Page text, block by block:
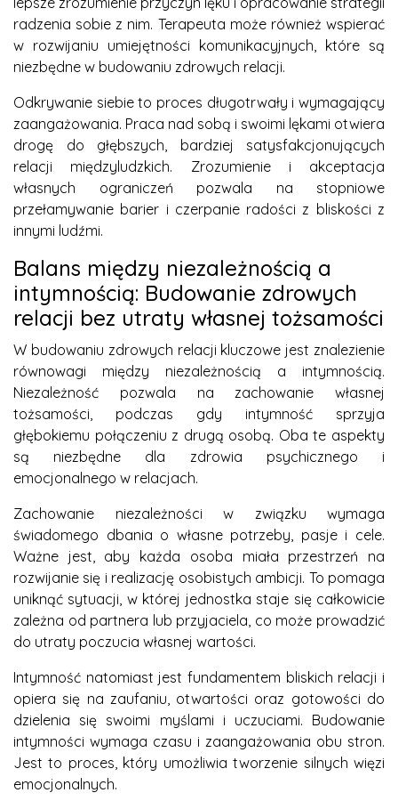
radzenia sobie z nim. Terapeuta może również wspierać
w rozwijaniu umiejętności komunikacyjnych, które są
niezbędne w budowaniu zdrowych relacji.
Odkrywanie siebie to proces długotrwały i wymagający
zaangażowania. Praca nad sobą i swoimi lękami otwiera
drogę do głębszych, bardziej satysfakcjonujących
relacji międzyludzkich. Zrozumienie i akceptacja
własnych ograniczeń pozwala na stopniowe
przełamywanie barier i czerpanie radości z bliskości z
innymi ludźmi.
Balans między niezależnością a
intymnością: Budowanie zdrowych
relacji bez utraty własnej tożsamości
W budowaniu zdrowych relacji kluczowe jest znalezienie
równowagi między niezależnością a intymnością.
Niezależność pozwala na zachowanie własnej
tożsamości, podczas gdy intymność sprzyja
głębokiemu połączeniu z drugą osobą. Oba te aspekty
są niezbędne dla zdrowia psychicznego i
emocjonalnego w relacjach.
Zachowanie niezależności w związku wymaga
świadomego dbania o własne potrzeby, pasje i cele.
Ważne jest, aby każda osoba miała przestrzeń na
rozwijanie się i realizację osobistych ambicji. To pomaga
uniknąć sytuacji, w której jednostka staje się całkowicie
zależna od partnera lub przyjaciela, co może prowadzić
do utraty poczucia własnej wartości.
Intymność natomiast jest fundamentem bliskich relacji i
opiera się na zaufaniu, otwartości oraz gotowości do
dzielenia się swoimi myślami i uczuciami. Budowanie
intymności wymaga czasu i zaangażowania obu stron.
Jest to proces, który umożliwia tworzenie silnych więzi
emocjonalnych.